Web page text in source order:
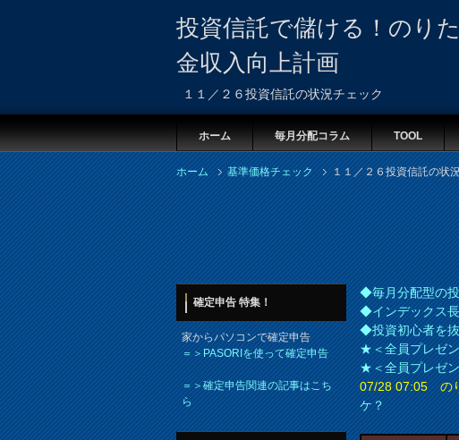
投資信託で儲ける！のり
金収入向上計画
１１／２６投資信託の状況チェック
ホーム 毎月分配コラム TOOL
ホーム 基準価格チェック １１／２６投資信託の状
◆毎月分配型の
◆インデックス
◆投資初心者を
★＜全員プレゼ
★＜全員プレゼ
07/28 07:05 の
ケ？
確定申告 特集！
家からパソコンで確定申告
＝＞PASORIを使って確定申告
＝＞確定申告関連の記事はこち
ら